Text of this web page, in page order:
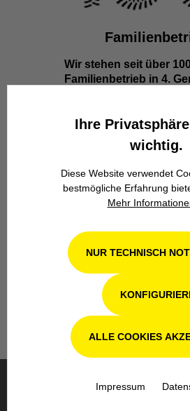
Wir stehen seit über
Familienbetrieb in 4.
Werkstatt in
Unsere Fachwerkstatt für
und Landtechnik- Geräte
Köln steht Ihnen auch
Rat und Tat zur
Ihre
wichtig.
Diese Website verwendet
bestmögliche Erfahrung
Mehr
NUR TECHNISCH
ALLE COOKIES
Impressum